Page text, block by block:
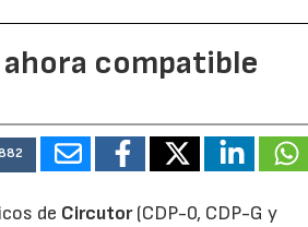
compatible
de Circutor(CDP-0, CDP-G y